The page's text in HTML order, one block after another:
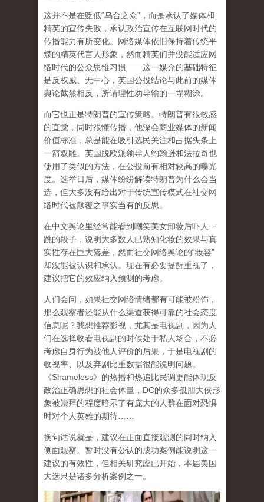
这并不是在贬低“乌合之众”，而是承认了媒体和
精英的宣传失败，承认政治宣传在互联网时代的
传播能力有所变化。网络媒体依旧保持着传统平
煤的精英代言人形象，然而精英们并没能适应网
络时代的公众思维习惯——这一媒介的基础特征
是反权威、无中心，英国公投结论与此前的媒体
舆论截然相反，所谓理性劝导输的一塌糊涂。
而它也正是特朗普的宣传策略。特朗普有很敏感
的直觉，同时很懂传播，他深会商业媒体的新闻
价值标准，总是能在吸引选民关注和占据头条上
一箭双雕。英国脱欧派领导人约翰逊和法拉奇也
使用了类似的方法，在公投前有相对较高的曝光
度。选举日后，媒体纷纷解读特朗普为什么会当
选，但大多没有给出对于传统宣传模式在社交网
络时代被颠覆之事实当有的反思。
在中文舆论里经常能看到嘲笑美女卸妆后吓人一
跳的段子，说明大多数人已熟知化妆的效果与真
实性存在巨大落差，然而社交网络舆论的“妆容”
却没能被认识和承认。现在有必要提醒重视了，
建议把它的效应纳入预测的考虑。
人们会问，如果社交网络情绪都有可能被粉饰，
那么观察者还能从什么渠道获得可靠的社会态度
信息呢？我想推荐影视，尤其是电视剧，因为人
们在选择收看电视剧的时候处于私人场合，不必
考虑自身行为被他人评价的后果，于是电视剧的
收视率、以及弃剧比重数据很能说明问题。
《Shameless》的热播和热追比民调更能体现反
政治正确思想的社会体量，DC的众多孤胆大侠形
象被崇拜的程度暗示了有庞大的人群在面对恐惧
时对个人英雄的期待……
换句话说就是，建议在正面直接观测的同时纳入
侧面观察。暂时没有公认的成功案例能说明这一
建议的有效性，但相关研究应已开始，本届美国
大选只是诸多分析案例之一。